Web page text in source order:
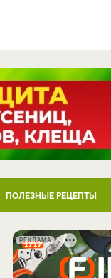
ПОЛЕЗНЫЕ РЕЦЕПТЫ
РЕКЛАМА